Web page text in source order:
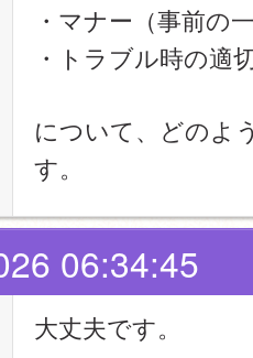
・マナー（事前の
・トラブル時の適
について、どのよ
す。
06:34:45
大丈夫です。